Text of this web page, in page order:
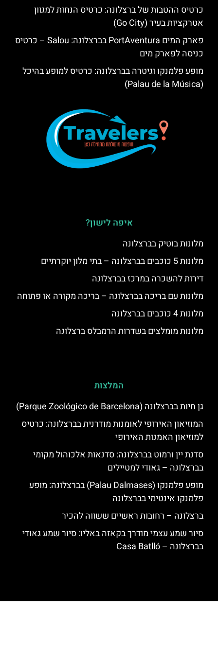
כרטיס ההטבות של ברצלונה: כרטיס הנחות למגוון
אטרקציות בעיר (Go City)
פארק המים PortAventura בברצלונה: Salou – כרטיס
כניסה לפארק מים
מופע פלמנקו וגיטרה בברצלונה: כרטיס למופע בהיכל
(Palau de la Música)
איפה לישון?
מלונות בוטיק בברצלונה
מלונות 5 כוכבים בברצלונה – בתי מלון יוקרתיים
דירות להשכרה במרכז בברצלונה
מלונות עם בריכה בברצלונה – בריכה מקורה או פתוחה
מלונות 4 כוכבים בברצלונה
מלונות מומלצים בשדרות הרמבלס ברצלונה
המלצות
גן חיות בברצלונה (Parque Zoológico de Barcelona)
המוזיאון האירופי לאומנות מודרנית בברצלונה: כרטיס
למוזיאון האמנות האירופי
סדנת יין ורמוט בברצלונה: סדנאות אלכוהול מקומי
בברצלונה – גאודי למטיילים
מופע פלמנקו (Palau Dalmases) בברצלונה: מופע
פלמנקו אינטימי בברצלונה
ברצלונה – רחובות ראשיים ששווה להכיר
סיור שמע עצמי מודרך בקאזה באליו: סיור שמע גאודי
בברצלונה – Casa Batlló